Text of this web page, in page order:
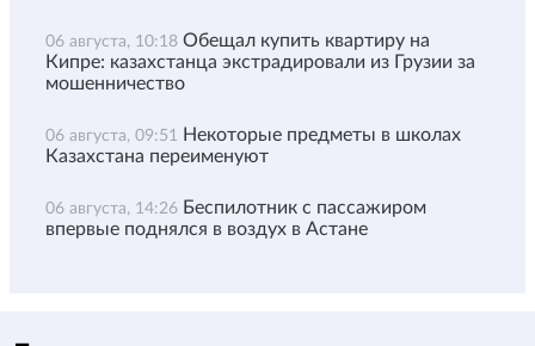
06 августа, 10:18 Обещал купить квартиру на
Кипре: казахстанца экстрадировали из Грузии за
мошенничество
06 августа, 09:51
Некоторые предметы в школах
Казахстана переименуют
06 августа, 14:26 Беспилотник с пассажиром
впервые поднялся в воздух в Астане